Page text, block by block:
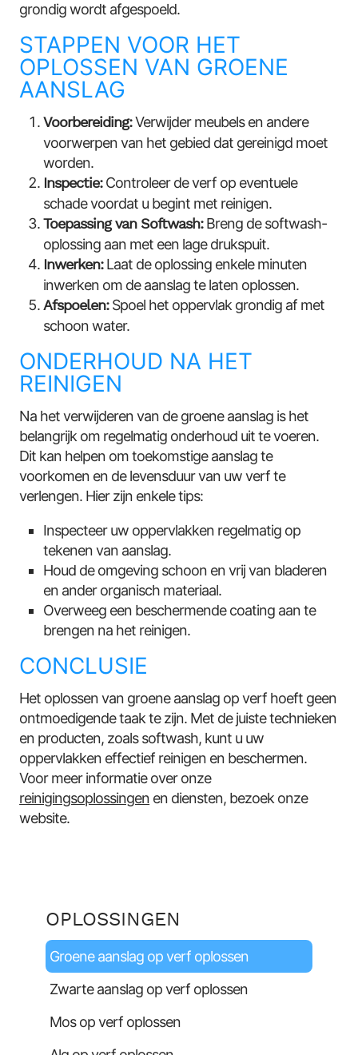
grondig wordt afgespoeld.
STAPPEN VOOR HET
OPLOSSEN VAN GROENE
AANSLAG
Voorbereiding:Verwijder meubels en andere
voorwerpen van het gebied dat gereinigd moet
worden.
Inspectie:Controleer de verf op eventuele
schade voordat u begint met reinigen.
Toepassing van Softwash:Breng de softwash-
oplossing aan met een lage drukspuit.
Inwerken:Laat de oplossing enkele minuten
inwerken om de aanslag te laten oplossen.
Afspoelen:Spoel het oppervlak grondig af met
schoon water.
ONDERHOUD NA HET
REINIGEN
Na het verwijderen van de groene aanslag is het
belangrijk om regelmatig onderhoud uit te voeren.
Dit kan helpen om toekomstige aanslag te
voorkomen en de levensduur van uw verf te
verlengen. Hier zijn enkele tips:
Inspecteer uw oppervlakken regelmatig op
tekenen van aanslag.
Houd de omgeving schoon en vrij van bladeren
en ander organisch materiaal.
Overweeg een beschermende coating aan te
brengen na het reinigen.
CONCLUSIE
Het oplossen van groene aanslag op verf hoeft geen
ontmoedigende taak te zijn. Met de juiste technieken
en producten, zoals softwash, kunt u uw
oppervlakken effectief reinigen en beschermen.
Voor meer informatie over onze
reinigingsoplossingen en diensten, bezoek onze
website.
OPLOSSINGEN
Groene aanslag op verf oplossen
Zwarte aanslag op verf oplossen
Mos op verf oplossen